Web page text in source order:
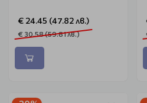
€ 24.45 (47.82 лв.)
€ 30.58 (59.81 лв.)